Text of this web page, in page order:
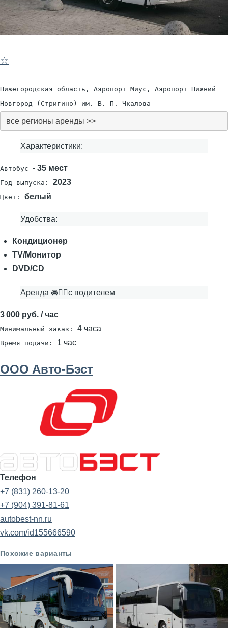
☆
Нижегородская область, Аэропорт Миус, Аэропорт Нижний
Новгород (Стригино) им. В. П. Чкалова
все регионы аренды >>
Характеристики:
Автобус - 35 мест
Год выпуска: 2023
Цвет: белый
Удобства:
Кондиционер
TV/Монитор
DVD/CD
Аренда 🚘👨‍✈с водителем
3 000 руб. / час
Минимальный заказ: 4 часа
Время подачи: 1 час
ООО Авто-Бэст
Телефон
+7 (831) 260-13-20
+7 (904) 391-81-61
autobest-nn.ru
vk.com/id155666590
Похожие варианты